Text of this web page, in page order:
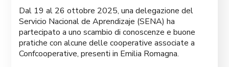
Dal 19 al 26 ottobre 2025, una delegazione del
Servicio Nacional de Aprendizaje (SENA) ha
partecipato a uno scambio di conoscenze e buone
pratiche con alcune delle cooperative associate a
Confcooperative, presenti in Emilia Romagna.